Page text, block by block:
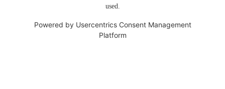
used.
Powered by Usercentrics Consent Management
Platform